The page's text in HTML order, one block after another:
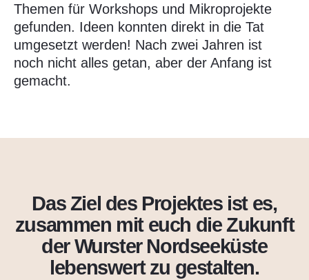
Themen für Workshops und Mikroprojekte
gefunden. Ideen konnten direkt in die Tat
umgesetzt werden! Nach zwei Jahren ist
noch nicht alles getan, aber der Anfang ist
gemacht.
Das Ziel des Projektes ist es,
zusammen mit euch die Zukunft
der Wurster Nordseeküste
lebenswert zu gestalten.